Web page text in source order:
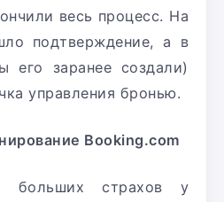
весь процесс. На
подтверждение, а в
его заранее создали)
управления бронью.
Booking.com
страхов у